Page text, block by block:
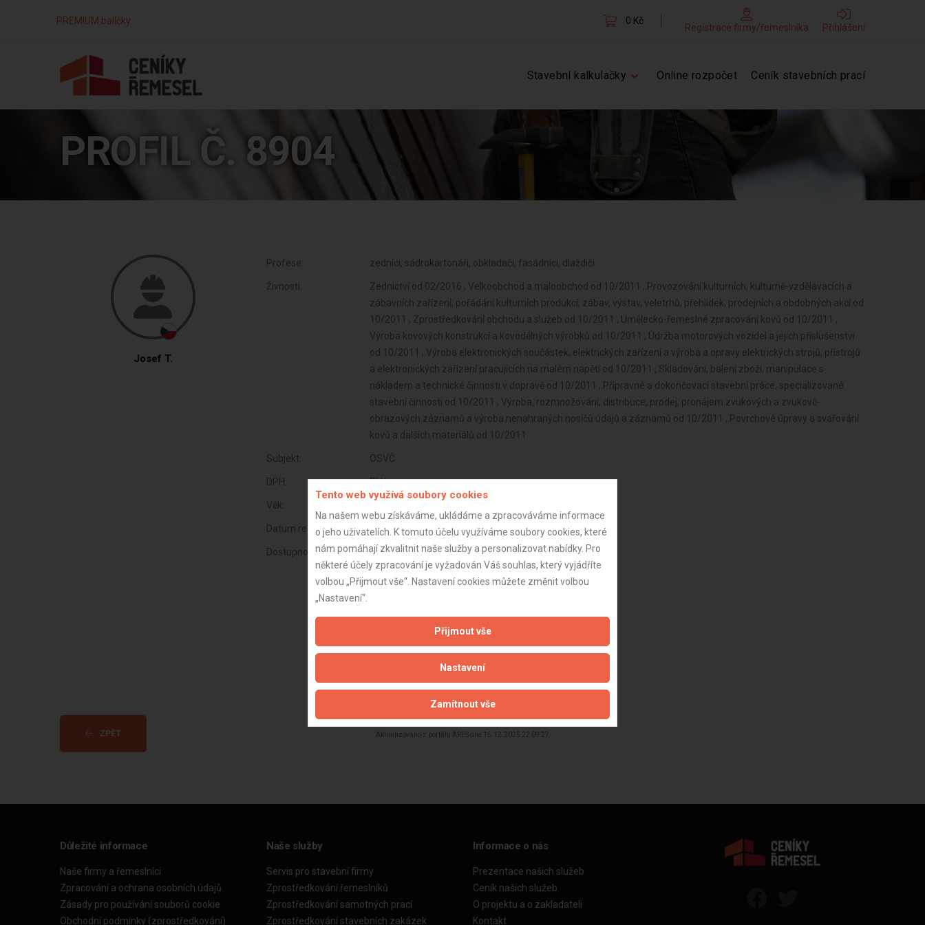
PREMIUM balíčky 0 Kč
Registrace firmy/řemeslníka Přihlášení
Stavební kalkulačky Online rozpočet Ceník stavebních prací
PROFIL Č. 8904
Josef T.
Profese: zedníci, sádrokartonáři, obkladači, fasádníci, dlaždiči
Živnosti:
Zednictví od 02/2016 , Velkoobchod a maloobchod od 10/2011 , Provozování kulturních, kulturně-vzdělávacích a
zábavních zařízení, pořádání kulturních produkcí, zábav, výstav, veletrhů, přehlídek, prodejních a obdobných akcí od
10/2011 , Zprostředkování obchodu a služeb od 10/2011 , Umělecko-řemeslné zpracování kovů od 10/2011 ,
Výroba kovových konstrukcí a kovodělných výrobků od 10/2011 , Údržba motorových vozidel a jejich příslušenství
od 10/2011 , Výroba elektronických součástek, elektrických zařízení a výroba a opravy elektrických strojů, přístrojů
a elektronických zařízení pracujících na malém napětí od 10/2011 , Skladování, balení zboží, manipulace s
nákladem a technické činnosti v dopravě od 10/2011 , Přípravné a dokončovací stavební práce, specializované
stavební činnosti od 10/2011 , Výroba, rozmnožování, distribuce, prodej, pronájem zvukových a zvukově-
obrazových záznamů a výroba nenahraných nosičů údajů a záznamů od 10/2011 , Povrchové úpravy a svařování
kovů a dalších materiálů od 10/2011
Subjekt: OSVČ
DPH: Plátce
Věk:
Datum registrace: 15.12.2025
Dostupnost:
ZPĚT Aktualizováno z portálu ARES dne 15.12.2025 22:09:27
Důležité informace
Naše firmy a řemeslníci
Zpracování a ochrana osobních údajů
Zásady pro používání souborů cookie
Obchodní podmínky (zprostředkování)
Naše služby
Servis pro stavební firmy
Zprostředkování řemeslníků
Zprostředkování samotných prací
Zprostředkování stavebních zakázek
Informace o nás
Prezentace našich služeb
Ceník našich služeb
O projektu a o zakladateli
Kontakt
Tento web využívá soubory cookies
Na našem webu získáváme, ukládáme a zpracováváme informace
o jeho uživatelích. K tomuto účelu využíváme soubory cookies, které
nám pomáhají zkvalitnit naše služby a personalizovat nabídky. Pro
některé účely zpracování je vyžadován Váš souhlas, který vyjádříte
volbou „Přijmout vše“. Nastavení cookies můžete změnit volbou
„Nastavení“.
Přijmout vše
Nastavení
Zamítnout vše